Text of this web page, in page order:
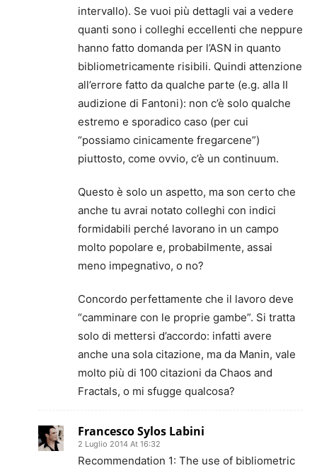
intervallo). Se vuoi più dettagli vai a vedere
quanti sono i colleghi eccellenti che neppure
hanno fatto domanda per l’ASN in quanto
bibliometricamente risibili. Quindi attenzione
all’errore fatto da qualche parte (e.g. alla II
audizione di Fantoni): non c’è solo qualche
estremo e sporadico caso (per cui
“possiamo cinicamente fregarcene”)
piuttosto, come ovvio, c’è un continuum.
Questo è solo un aspetto, ma son certo che
anche tu avrai notato colleghi con indici
formidabili perché lavorano in un campo
molto popolare e, probabilmente, assai
meno impegnativo, o no?
Concordo perfettamente che il lavoro deve
“camminare con le proprie gambe”. Si tratta
solo di mettersi d’accordo: infatti avere
anche una sola citazione, ma da Manin, vale
molto più di 100 citazioni da Chaos and
Fractals, o mi sfugge qualcosa?
Francesco Sylos Labini
2 Luglio 2014 At 16:32
Recommendation 1: The use of bibliometric